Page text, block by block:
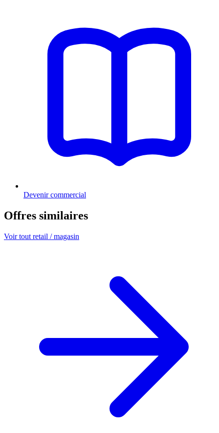
Devenir commercial
Offres similaires
Voir tout retail / magasin